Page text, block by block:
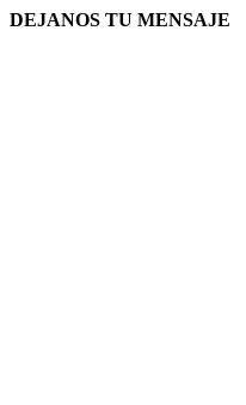
DEJANOS TU MENSAJE